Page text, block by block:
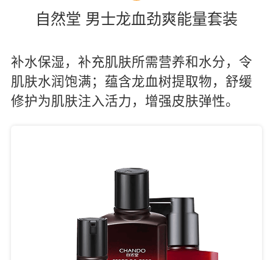
自然堂 男士龙血劲爽能量套装
补水保湿，补充肌肤所需营养和水分，令
肌肤水润饱满；蕴含龙血树提取物，舒缓
修护为肌肤注入活力，增强皮肤弹性。